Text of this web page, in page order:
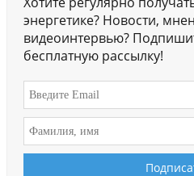
энергетике? Новости,
видеоинтервью?
бесплатную рассылку!